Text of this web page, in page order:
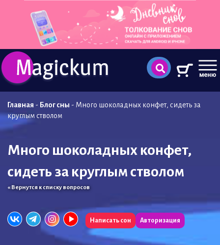
Главная - Блог сны - Много шоколадных конфет, сидеть за
круглым стволом
Много шоколадных конфет,
сидеть за круглым стволом
« Вернутся к списку вопросов
Написать сон Авторизация